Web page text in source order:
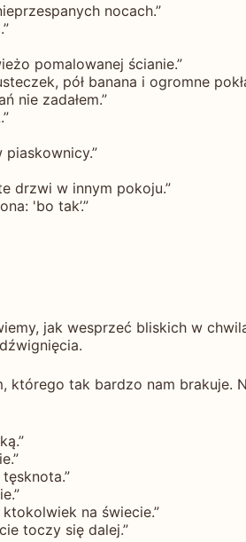
nocach.”
pomalowanej ścianie.”
pół banana i ogromne
nie zadałem.”
piaskownicy.”
drzwi w innym pokoju.”
'bo tak’.”
jak wesprzeć bliskich w
tak bardzo nam brakuje.
na świecie.”
toczy się dalej.”